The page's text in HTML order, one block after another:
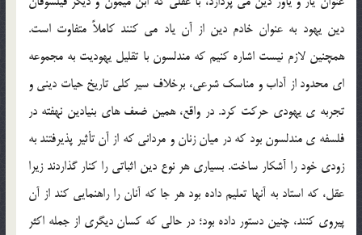
دين يهود به عنوان خادم دين از آن ياد مي كنند كاملاً متفاوت است.
همچنين لازم نيست اشاره كنيم كه مندلسون با تقليل يهوديت به مجموعه
اي محدود از آداب و مناسك شرعي، برخلاف سير كلي تاريخ حيات ديني و
تجربه ي يهودي حركت كرد. در واقع، همين ضعف هاي بنيادين نهفته در
فلسفه ي مندلسون بود كه در ميان زنان و مرداني كه از آن تأثير پذيرفتند به
زودي خود را آشكار ساخت. بسياري هر نوع دين اثباتي را كنار گذاردند زيرا
عقل، كه استاد به آنها تعليم داده بود هر جا كه آنان را راهنمايي كند از آن
پيروي كنند، چنين دستور داده بود؛ در حالي كه كسان ديگري از جمله اكثر